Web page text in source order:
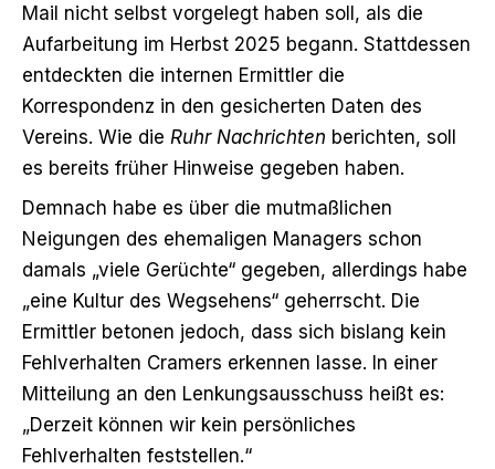
Mail nicht selbst vorgelegt haben soll, als die
Aufarbeitung im Herbst 2025 begann. Stattdessen
entdeckten die internen Ermittler die
Korrespondenz in den gesicherten Daten des
Vereins. Wie die Ruhr Nachrichten berichten, soll
es bereits früher Hinweise gegeben haben.
Demnach habe es über die mutmaßlichen
Neigungen des ehemaligen Managers schon
damals „viele Gerüchte“ gegeben, allerdings habe
„eine Kultur des Wegsehens“ geherrscht. Die
Ermittler betonen jedoch, dass sich bislang kein
Fehlverhalten Cramers erkennen lasse. In einer
Mitteilung an den Lenkungsausschuss heißt es:
„Derzeit können wir kein persönliches
Fehlverhalten feststellen.“